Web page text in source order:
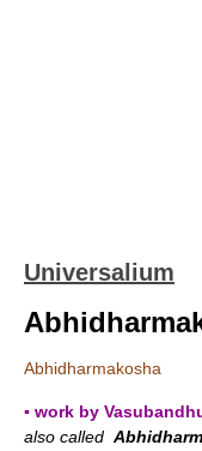
Universalium
Abhidharmakosha
▪ work by
also called